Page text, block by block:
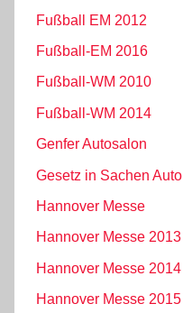
Fußball EM 2012
Fußball-EM 2016
Fußball-WM 2010
Fußball-WM 2014
Genfer Autosalon
Gesetz in Sachen Auto
Hannover Messe
Hannover Messe 2013
Hannover Messe 2014
Hannover Messe 2015